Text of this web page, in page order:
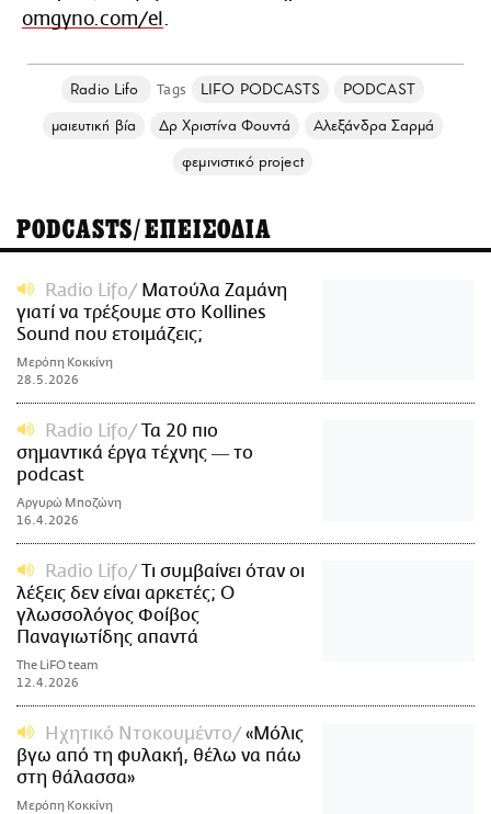
omgyno.com/el.
Radio Lifo LIFO PODCASTS
PODCAST
μαιευτική βία
Δρ Χριστίνα Φουντά
Αλεξάνδρα Σαρμά
φεμινιστικό project
PODCASTS/ΕΠΕΙΣΟΔΙΑ
Radio Lifo
Ματούλα Ζαμάνη
γιατί να τρέξουμε στο Kollines
Sound που ετοιμάζεις;
Μερόπη Κοκκίνη
28.5.2026
Radio Lifo
Τα 20 πιο
σημαντικά έργα τέχνης ― το
podcast
Αργυρώ Μποζώνη
16.4.2026
Radio Lifo
Τι συμβαίνει όταν οι
λέξεις δεν είναι αρκετές; Ο
γλωσσολόγος Φοίβος
Παναγιωτίδης απαντά
The LiFO team
12.4.2026
Ηχητικό Ντοκoυμέντο
«Μόλις
βγω από τη φυλακή, θέλω να πάω
στη θάλασσα»
Μερόπη Κοκκίνη